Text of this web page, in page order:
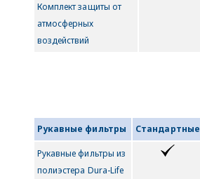
Комплект защиты от
атмосферных
воздействий
Рукавные фильтры Стандартные
Рукавные фильтры из
полиэстера Dura-Life